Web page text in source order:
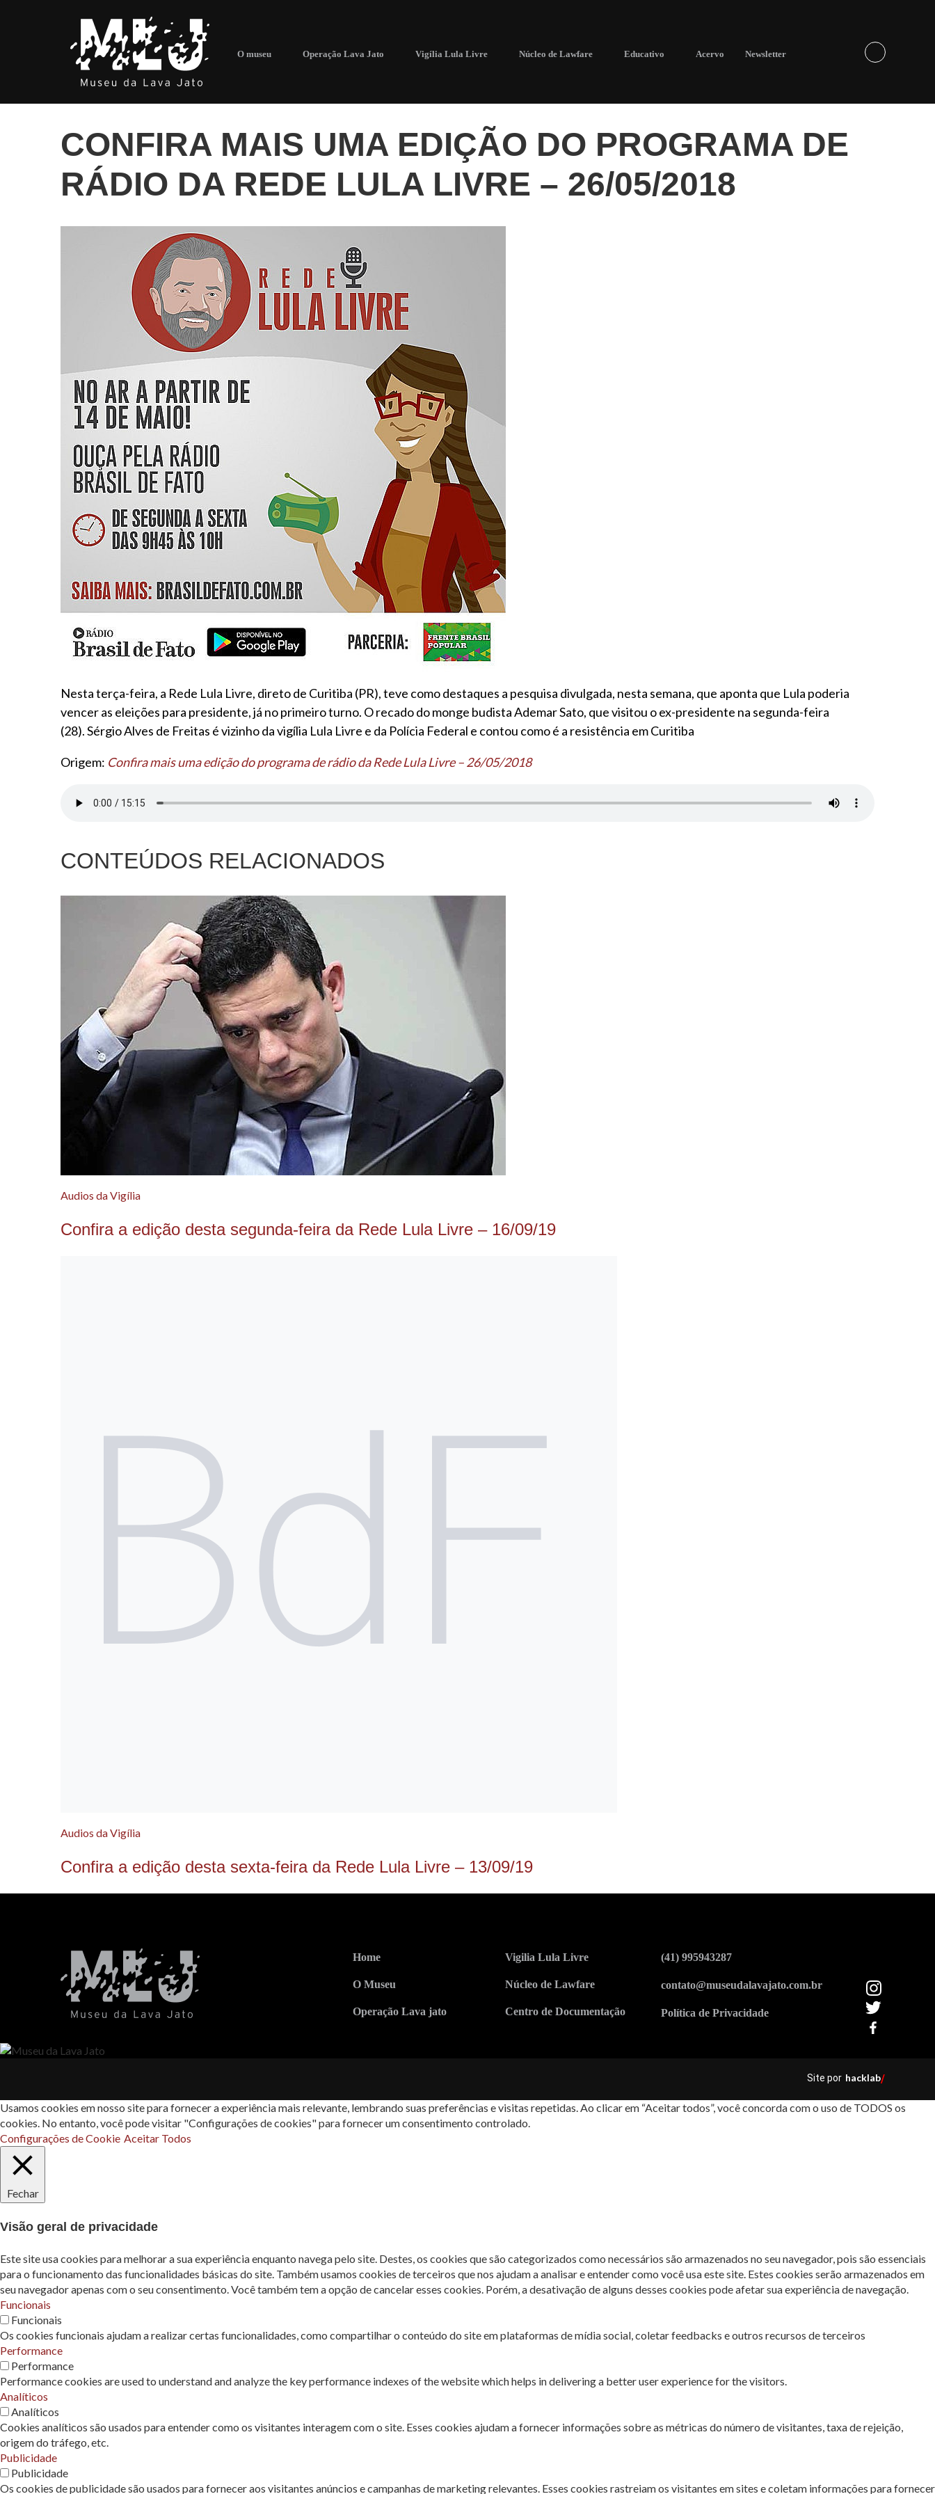
O museu Operação Lava Jato Vigília Lula Livre Núcleo de Lawfare Educativo Acervo Newsletter
CONFIRA MAIS UMA EDIÇÃO DO PROGRAMA DE
RÁDIO DA REDE LULA LIVRE – 26/05/2018
Nesta terça-feira, a Rede Lula Livre, direto de Curitiba (PR), teve como destaques a pesquisa divulgada, nesta semana, que aponta que Lula poderia
vencer as eleições para presidente, já no primeiro turno. O recado do monge budista Ademar Sato, que visitou o ex-presidente na segunda-feira
(28). Sérgio Alves de Freitas é vizinho da vigília Lula Livre e da Polícia Federal e contou como é a resistência em Curitiba
Origem: Confira mais uma edição do programa de rádio da Rede Lula Livre – 26/05/2018
CONTEÚDOS RELACIONADOS
Audios da Vigília
Confira a edição desta segunda-feira da Rede Lula Livre – 16/09/19
Audios da Vigília
Confira a edição desta sexta-feira da Rede Lula Livre – 13/09/19
Home
O Museu
Operação Lava jato
Vigilia Lula Livre
Núcleo de Lawfare
Centro de Documentação
(41) 995943287
contato@museudalavajato.com.br
Política de Privacidade
Site por hacklab/
Usamos cookies em nosso site para fornecer a experiência mais relevante, lembrando suas preferências e visitas repetidas. Ao clicar em “Aceitar todos”, você concorda com o uso de TODOS os
cookies. No entanto, você pode visitar "Configurações de cookies" para fornecer um consentimento controlado.
Configurações de Cookie Aceitar Todos
Fechar
Visão geral de privacidade
Este site usa cookies para melhorar a sua experiência enquanto navega pelo site. Destes, os cookies que são categorizados como necessários são armazenados no seu navegador, pois são essenciais
para o funcionamento das funcionalidades básicas do site. Também usamos cookies de terceiros que nos ajudam a analisar e entender como você usa este site. Estes cookies serão armazenados em
seu navegador apenas com o seu consentimento. Você também tem a opção de cancelar esses cookies. Porém, a desativação de alguns desses cookies pode afetar sua experiência de navegação.
Funcionais
Funcionais
Os cookies funcionais ajudam a realizar certas funcionalidades, como compartilhar o conteúdo do site em plataformas de mídia social, coletar feedbacks e outros recursos de terceiros
Performance
Performance
Performance cookies are used to understand and analyze the key performance indexes of the website which helps in delivering a better user experience for the visitors.
Analíticos
Analíticos
Cookies analíticos são usados ​​para entender como os visitantes interagem com o site. Esses cookies ajudam a fornecer informações sobre as métricas do número de visitantes, taxa de rejeição,
origem do tráfego, etc.
Publicidade
Publicidade
Os cookies de publicidade são usados ​​para fornecer aos visitantes anúncios e campanhas de marketing relevantes. Esses cookies rastreiam os visitantes em sites e coletam informações para fornecer